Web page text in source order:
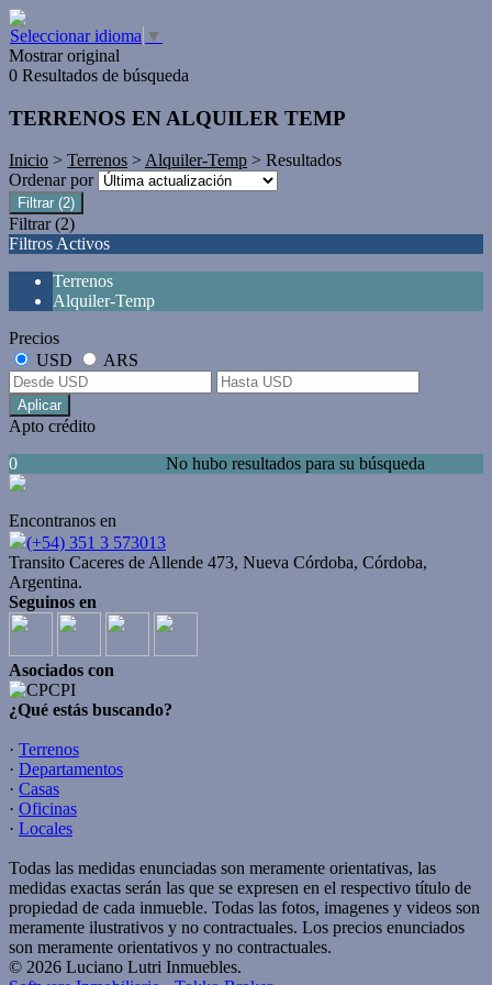
Seleccionar idioma ▼
Mostrar original
0 Resultados de búsqueda
TERRENOS EN ALQUILER TEMP
Inicio > Terrenos > Alquiler-Temp > Resultados
Ordenar por
Filtrar (2)
Filtrar (2)
Filtros Activos
Terrenos
Alquiler-Temp
Precios
USD
ARS
Aplicar
Apto crédito
No hubo resultados para su búsqueda
0
Encontranos en
(+54) 351 3 573013
Transito Caceres de Allende 473, Nueva Córdoba, Córdoba,
Argentina.
Seguinos en
Asociados con
¿Qué estás buscando?
· Terrenos
· Departamentos
· Casas
· Oficinas
· Locales
Todas las medidas enunciadas son meramente orientativas, las
medidas exactas serán las que se expresen en el respectivo título de
propiedad de cada inmueble. Todas las fotos, imagenes y videos son
meramente ilustrativos y no contractuales. Los precios enunciados
son meramente orientativos y no contractuales.
© 2026 Luciano Lutri Inmuebles.